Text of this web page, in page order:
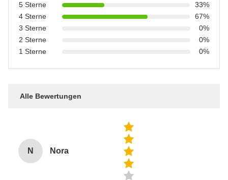
5 Sterne
33%
4 Sterne
67%
3 Sterne
0%
2 Sterne
0%
1 Sterne
0%
Alle Bewertungen
N Nora